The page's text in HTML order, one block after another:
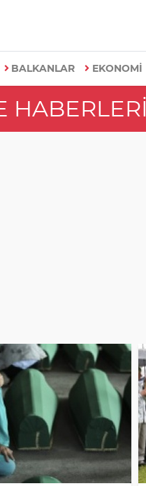
BALKANLAR EKONOMİ
HABERLERI